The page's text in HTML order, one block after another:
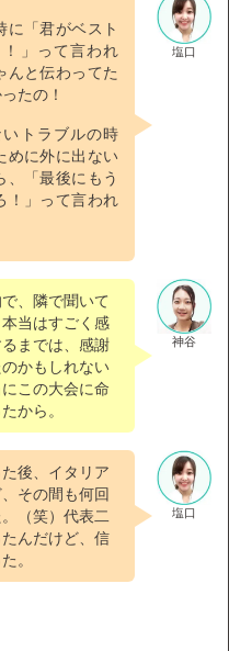
塩口
に「君がベスト
」って言われ
んと伝わってた
たの！
トラブルの時
めに外に出ない
、「最後にもう
！」って言われ
神谷
、隣で聞いて
当はすごく感
までは、感謝
かもしれない
この大会に命
から。
塩口
後、イタリア
その間も何回
（笑）代表二
んだけど、信
。